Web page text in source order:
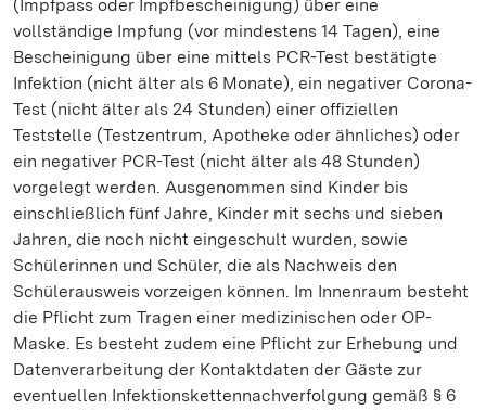
(Impfpass oder Impfbescheinigung) über eine
vollständige Impfung (vor mindestens 14 Tagen), eine
Bescheinigung über eine mittels PCR-Test bestätigte
Infektion (nicht älter als 6 Monate), ein negativer Corona-
Test (nicht älter als 24 Stunden) einer offiziellen
Teststelle (Testzentrum, Apotheke oder ähnliches) oder
ein negativer PCR-Test (nicht älter als 48 Stunden)
vorgelegt werden. Ausgenommen sind Kinder bis
einschließlich fünf Jahre, Kinder mit sechs und sieben
Jahren, die noch nicht eingeschult wurden, sowie
Schülerinnen und Schüler, die als Nachweis den
Schülerausweis vorzeigen können. Im Innenraum besteht
die Pflicht zum Tragen einer medizinischen oder OP-
Maske. Es besteht zudem eine Pflicht zur Erhebung und
Datenverarbeitung der Kontaktdaten der Gäste zur
eventuellen Infektionskettennachverfolgung gemäß § 6